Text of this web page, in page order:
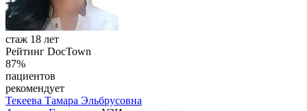
стаж 18 лет
Рейтинг DocTown
87%
пациентов
рекомендует
Текеева Тамара Эльбрусовна